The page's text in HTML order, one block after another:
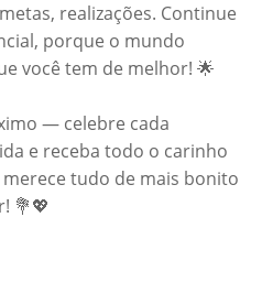
realizações. Continue
porque o mundo
você tem de melhor! 🌟
— celebre cada
e receba todo o carinho
tudo de mais bonito
💐💖